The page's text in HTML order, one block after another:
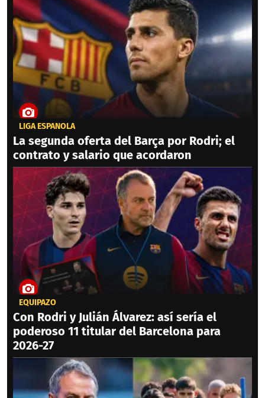
LIGA ESPAÑOLA
La segunda oferta del Barça por Rodri; el
contrato y salario que acordaron
EQUIPAZO
Con Rodri y Julián Álvarez: así sería el
poderoso 11 titular del Barcelona para
2026-27